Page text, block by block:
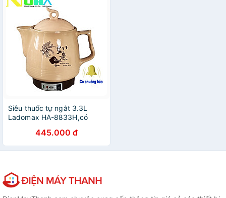
Siêu thuốc tự ngắt 3.3L
Ladomax HA-8833H,có
gốm tráng men-Hàng chính
hãng
445.000 đ